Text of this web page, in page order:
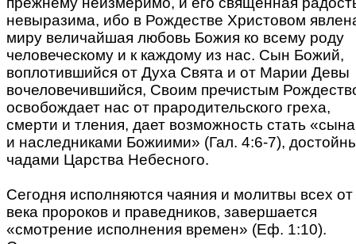
невыразима, ибо в Рождестве Христовом
миру величайшая любовь Божия ко всему роду
человеческому и к каждому из нас. Сын Божий,
воплотившийся от Духа Свята и от Марии Девы
вочеловечившийся, Своим пречистым
освобождает нас от прародительского греха,
смерти и тления, дает возможность стать
и наследниками Божиими» (Гал. 4:6-7),
чадами Царства Небесного.
Сегодня исполняются чаяния и молитвы всех от
века пророков и праведников, завершается
«смотрение исполнения времен» (Еф. 1:10).